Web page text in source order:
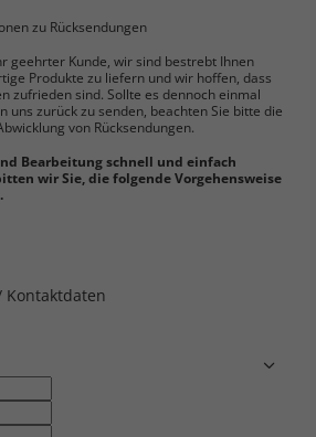
zu Rücksendungen
geehrter Kunde, wir sind bestrebt Ihnen
Produkte zu liefern und wir hoffen, dass
zufrieden sind. Sollte es dennoch einmal
uns zurück zu senden, beachten Sie bitte die
von Rücksendungen.
Bearbeitung schnell und einfach
wir Sie, die folgende Vorgehensweise
Kontaktdaten